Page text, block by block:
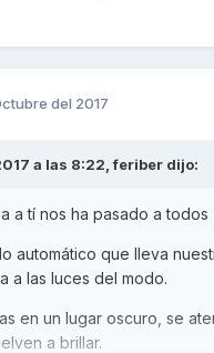
del 2017
a las 8:22,feriber dijo:
a tí nos ha pasado a
automático que lleva
a las luces del modo.
en un lugar oscuro, se
a brillar.